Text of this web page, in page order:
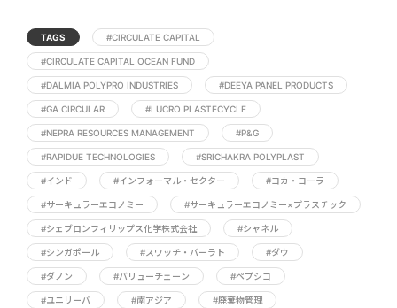
TAGS #CIRCULATE CAPITAL
#CIRCULATE CAPITAL OCEAN FUND
#DALMIA POLYPRO INDUSTRIES #DEEYA PANEL PRODUCTS
#GA CIRCULAR #LUCRO PLASTECYCLE
#NEPRA RESOURCES MANAGEMENT #P&G
#RAPIDUE TECHNOLOGIES #SRICHAKRA POLYPLAST
#インド #インフォーマル・セクター #コカ・コーラ
#サーキュラーエコノミー #サーキュラーエコノミー×プラスチック
#シェブロンフィリップス化学株式会社 #シャネル
#シンガポール #スワッチ・バーラト #ダウ
#ダノン #バリューチェーン #ペプシコ
#ユニリーバ #南アジア #廃棄物管理